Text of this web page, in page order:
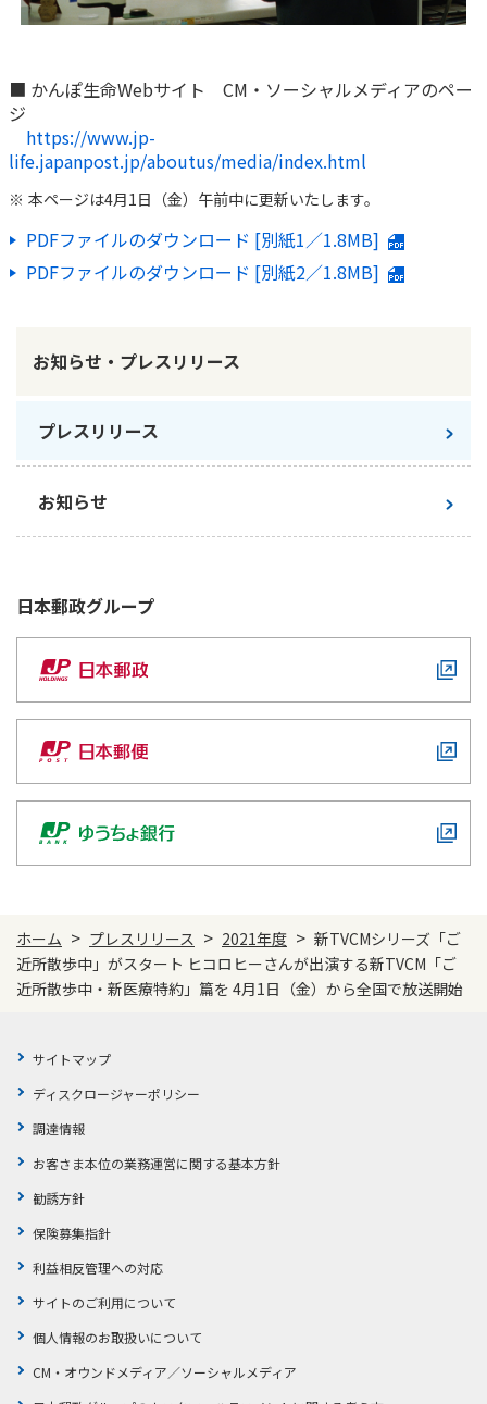
かんぽプラチナライフサービス
保険用語集
保険料のお払込方法
保険用語集
かんぽアプリ～かんぽの健康と安心を手のひらに～
すこやか健康ラボ
ラジオ体操・みんなの体操
かんぽ生命のサステナビリティ
かんぽジャンクション
■ かんぽ生命Webサイト CM・ソーシャルメディアのペー
ジ
https://www.jp-
life.japanpost.jp/aboutus/media/index.html
本ページは4月1日（金）午前中に更新いたします。
PDFファイルのダウンロード [別紙1／1.8MB]
PDFファイルのダウンロード [別紙2／1.8MB]
お知らせ・プレスリリース
プレスリリース
お知らせ
日本郵政グループ
ホーム > プレスリリース > 2021年度 > 新TVCMシリーズ「ご
近所散歩中」がスタート ヒコロヒーさんが出演する新TVCM「ご
近所散歩中・新医療特約」篇を 4月1日（金）から全国で放送開始
サイトマップ
ディスクロージャーポリシー
調達情報
お客さま本位の業務運営に関する基本方針
勧誘方針
保険募集指針
利益相反管理への対応
サイトのご利用について
個人情報のお取扱いについて
CM・オウンドメディア／ソーシャルメディア